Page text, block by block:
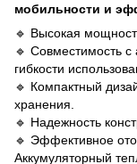
мобильности и
🔹 Высокая
🔹 Совместимость
гибкости
🔹 Компактный
хранения.
🔹 Надежность
🔹 Эффективное
Аккумуляторный